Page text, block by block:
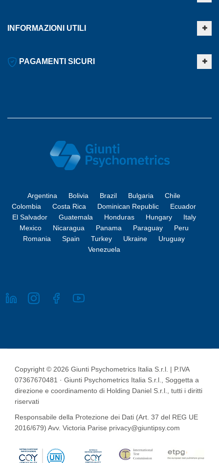
INFORMAZIONI UTILI
PAGAMENTI SICURI
Argentina Bolivia Brazil Bulgaria
Chile
Colombia
Costa Rica Dominican Republic
Ecuador
El Salvador
Guatemala Honduras Hungary
Italy
Mexico
Nicaragua Panama Paraguay
Peru
Romania
Spain Turkey Ukraine
Uruguay
Venezuela
Copyright © 2026 Giunti Psychometrics Italia S.r.l. | P.IVA
07367670481 · Giunti Psychometrics Italia S.r.l., Soggetta a
direzione e coordinamento di Holding Daniel S.r.l., tutti i diritti
riservati
Responsabile della Protezione dei Dati (Art. 37 del REG UE
2016/679) Avv. Victoria Parise privacy@giuntipsy.com